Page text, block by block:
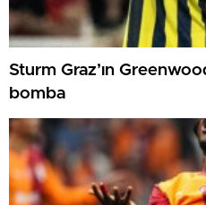
Sturm Graz’ın
bomba